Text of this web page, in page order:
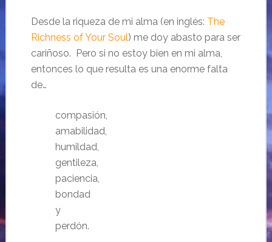
Desde la riqueza de mi alma (en inglés: The
Richness of Your Soul) me doy abasto para ser
cariñoso. Pero si no estoy bien en mi alma,
entonces lo que resulta es una enorme falta
de…
compasión,
amabilidad,
humildad,
gentileza,
paciencia,
bondad
y
perdón.